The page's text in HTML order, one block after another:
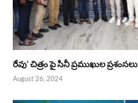
రేవు’ చిత్రం పై సినీ ప్రముఖుల ప్రశంసలు
August 26, 2024